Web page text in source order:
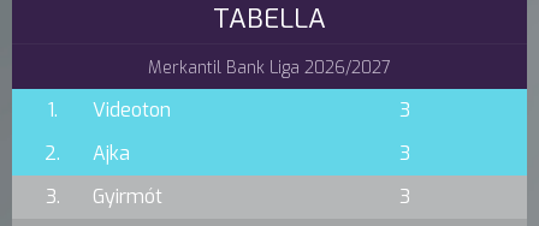
TABELLA
Merkantil Bank Liga 2026/2027
1. Videoton
3
2.
Ajka
3
3.
Gyirmót
3